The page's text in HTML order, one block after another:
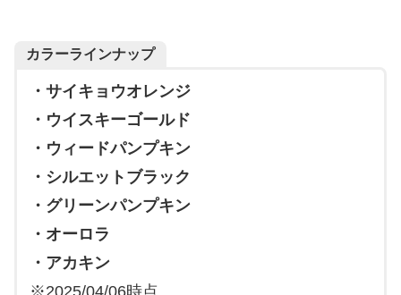
カラーラインナップ
・サイキョウオレンジ
・ウイスキーゴールド
・ウィードパンプキン
・シルエットブラック
・グリーンパンプキン
・オーロラ
・アカキン
※2025/04/06時点